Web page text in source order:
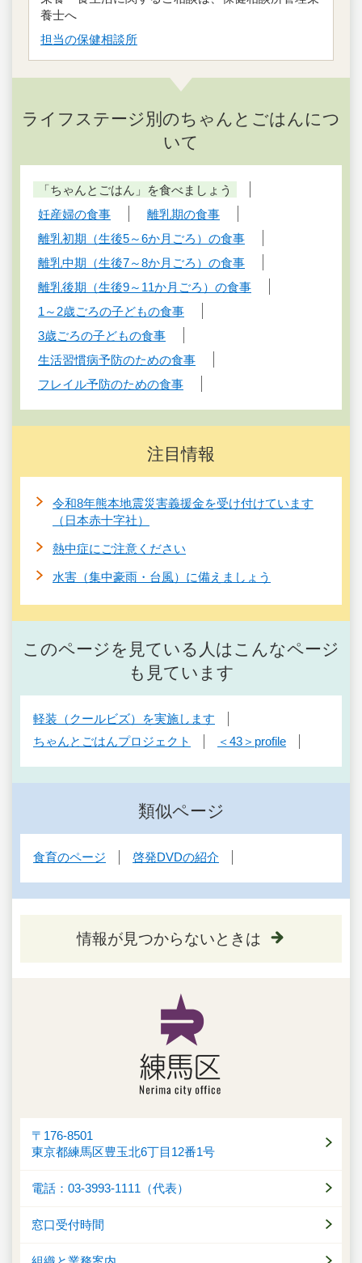
養士へ
担当の保健相談所
ライフステージ別のちゃんとごはんにつ
いて
「ちゃんとごはん」を食べましょう
妊産婦の食事
離乳期の食事
離乳初期（生後5～6か月ごろ）の食事
離乳中期（生後7～8か月ごろ）の食事
離乳後期（生後9～11か月ごろ）の食事
1～2歳ごろの子どもの食事
3歳ごろの子どもの食事
生活習慣病予防のための食事
フレイル予防のための食事
注目情報
令和8年熊本地震災害義援金を受け付けています
（日本赤十字社）
熱中症にご注意ください
水害（集中豪雨・台風）に備えましょう
このページを見ている人はこんなページ
も見ています
軽装（クールビズ）を実施します
ちゃんとごはんプロジェクト
＜43＞profile
類似ページ
食育のページ 啓発DVDの紹介
情報が見つからないときは
〒176-8501
東京都練馬区豊玉北6丁目12番1号
電話：03-3993-1111（代表）
窓口受付時間